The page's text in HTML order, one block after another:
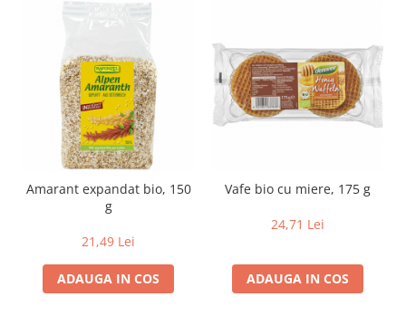
Uleiuri esentiale alimentare bio
Amarant expandat bio, 150
g
21,49 Lei
ADAUGA IN COS
Vafe bio cu miere, 175 g
24,71 Lei
ADAUGA IN COS